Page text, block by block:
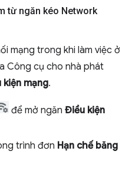
từ ngăn kéo Network
mạng trong khi làm việc ở
Công cụ cho nhà phát
kiện mạng.
để mở ngăn Điều kiện
trình đơn Hạn chế băng